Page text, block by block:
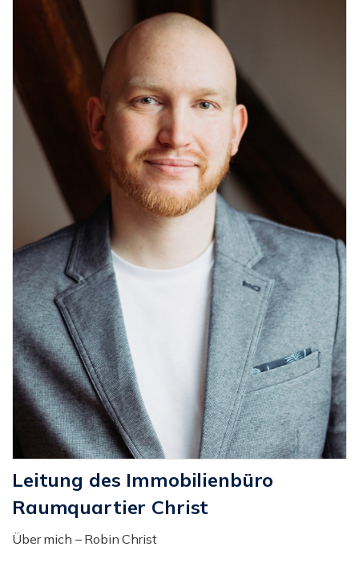
Leitung des Immobilienbüro
Raumquartier Christ
Über mich – Robin Christ